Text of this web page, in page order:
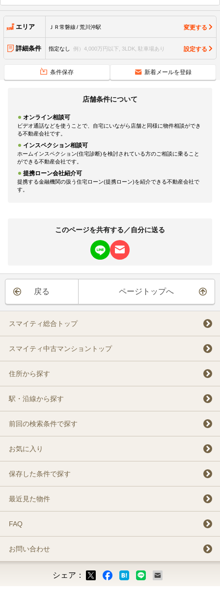
エリア ＪＲ常磐線 荒川沖駅 変更する
詳細条件 指定なし 例）4,000万円以下, 3LDK, 駐車場あり 設定する
条件保存 新着メールを登録
店舗条件について
オンライン相談可
ビデオ通話などを使うことで、自宅にいながら店舗と同様に物件相談ができ
る不動産会社です。
インスペクション相談可
ホームインスペクション(住宅診断)を検討されている方のご相談に乗ること
ができる不動産会社です。
提携ローン会社紹介可
提携する金融機関の扱う住宅ローン(提携ローン)を紹介できる不動産会社で
す。
このページを共有する／自分に送る
戻る ページトップへ
スマイティ総合トップ
スマイティ中古マンショントップ
住所から探す
駅・沿線から探す
前回の検索条件で探す
お気に入り
保存した条件で探す
最近見た物件
FAQ
お問い合わせ
シェア：